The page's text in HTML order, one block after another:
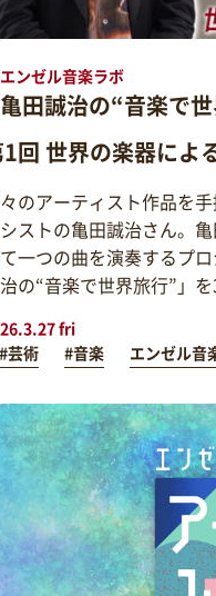
エンゼル音楽ラボ
亀田誠治の“音楽で
回 世界の楽器によ
のアーティスト作品を
ストの亀田誠治さん。
一つの曲を演奏するプ
の“音楽で世界旅行”」
fri
#芸術
#音楽 エンゼル音